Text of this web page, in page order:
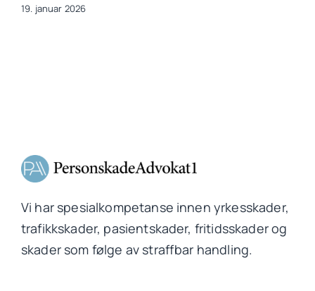
19. januar 2026
Vi har spesialkompetanse innen yrkesskader,
trafikkskader, pasientskader, fritidsskader og
skader som følge av straffbar handling.